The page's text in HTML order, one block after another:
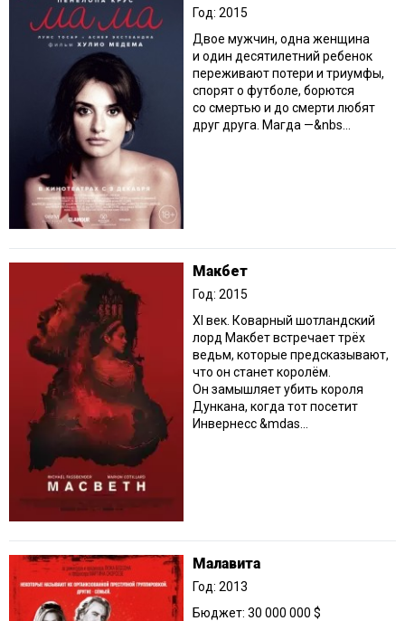
Год: 2015
Двое мужчин, одна женщина
и один десятилетний ребенок
переживают потери и триумфы,
спорят о футболе, борются
со смертью и до смерти любят
друг друга. Магда —&nbs...
Макбет
Год: 2015
XI век. Коварный шотландский
лорд Макбет встречает трёх
ведьм, которые предсказывают,
что он станет королём.
Он замышляет убить короля
Дункана, когда тот посетит
Инвернесс &mdas...
Малавита
Год: 2013
Бюджет: 30 000 000 $